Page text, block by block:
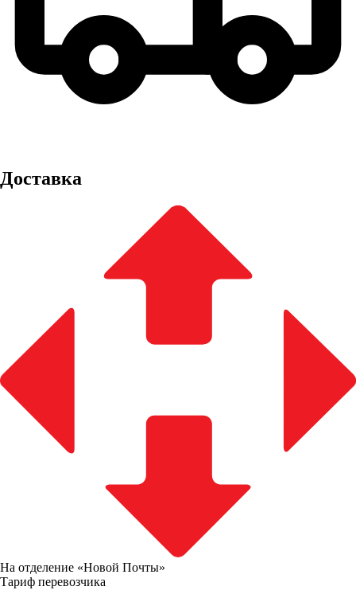
Доставка
На отделение «Новой Почты»
Тариф перевозчика